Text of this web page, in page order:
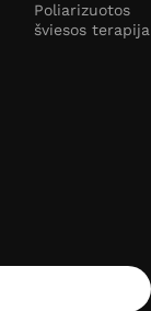
Poliarizuotos
šviesos terapija